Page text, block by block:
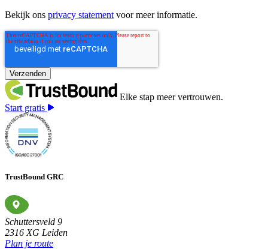
Bekijk ons privacy statement voor meer informatie.
Elke stap meer vertrouwen.
Start gratis
TrustBound GRC
Schuttersveld 9
2316 XG Leiden
Plan je route